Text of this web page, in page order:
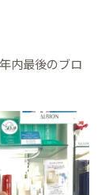
内最後のブロ